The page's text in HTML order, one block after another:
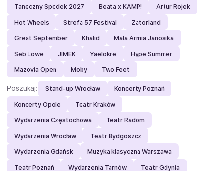
Taneczny Spodek 2027 Beata x KAMP! Artur Rojek
Hot Wheels Strefa 57 Festival Zatorland
Great September Khalid Mała Armia Janosika
Seb Lowe JIMEK Yaelokre Hype Summer
Mazovia Open Moby Two Feet
Poszukaj: Stand-up Wrocław Koncerty Poznań
Koncerty Opole Teatr Kraków
Wydarzenia Częstochowa Teatr Radom
Wydarzenia Wrocław Teatr Bydgoszcz
Wydarzenia Gdańsk Muzyka klasyczna Warszawa
Teatr Poznań Wydarzenia Tarnów Teatr Gdynia